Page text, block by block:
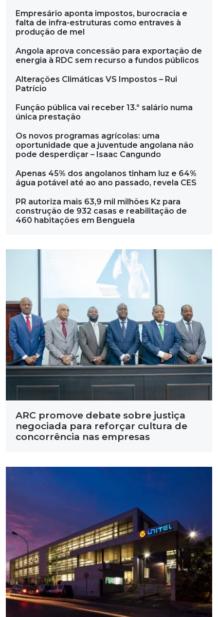
Empresário aponta impostos, burocracia e
falta de infra-estruturas como entraves à
produção de mel
Angola aprova concessão para exportação de
energia à RDC sem recurso a fundos públicos
Alterações Climáticas VS Impostos – Rui
Patrício
Função pública vai receber 13.º salário numa
única prestação
Os novos programas agrícolas: uma
oportunidade que a juventude angolana não
pode desperdiçar – Isaac Cangundo
Apenas 45% dos angolanos tinham luz e 64%
água potável até ao ano passado, revela CES
PR autoriza mais 63,9 mil milhões Kz para
construção de 932 casas e reabilitação de
460 habitações em Benguela
ARC promove debate sobre justiça
negociada para reforçar cultura de
concorrência nas empresas